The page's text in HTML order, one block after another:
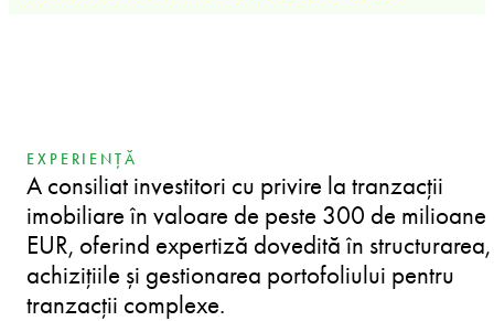
EXPERIENȚĂ
A consiliat investitori cu privire la tranzacții
imobiliare în valoare de peste 300 de milioane
EUR, oferind expertiză dovedită în structurarea,
achizițiile și gestionarea portofoliului pentru
tranzacții complexe.